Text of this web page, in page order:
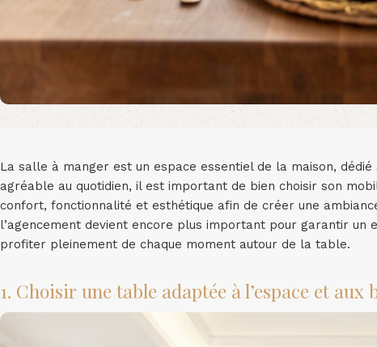
La salle à manger est un espace essentiel de la maison,
agréable au quotidien, il est important de bien choisir son
confort, fonctionnalité et esthétique afin de créer une
l’agencement devient encore plus important pour garantir
profiter pleinement de chaque moment autour de la table.
1. Choisir une table adaptée à l’espace et aux